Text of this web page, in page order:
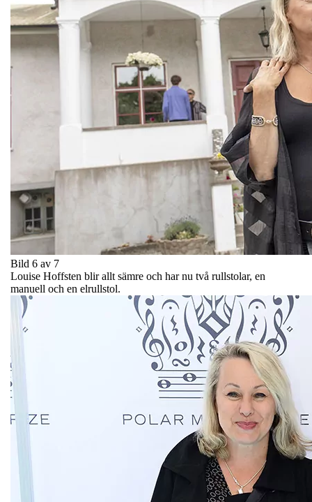
Bild 6 av 7
Louise Hoffsten blir allt sämre och har nu två rullstolar, en
manuell och en elrullstol.